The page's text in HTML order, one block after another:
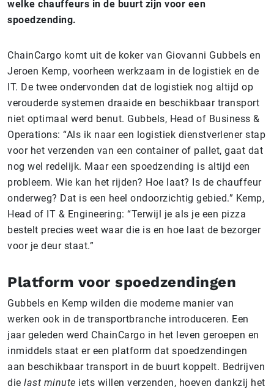
welke chauffeurs in de buurt zijn voor een
spoedzending.
ChainCargo komt uit de koker van Giovanni Gubbels en
Jeroen Kemp, voorheen werkzaam in de logistiek en de
IT. De twee ondervonden dat de logistiek nog altijd op
verouderde systemen draaide en beschikbaar transport
niet optimaal werd benut. Gubbels, Head of Business &
Operations: “Als ik naar een logistiek dienstverlener stap
voor het verzenden van een container of pallet, gaat dat
nog wel redelijk. Maar een spoedzending is altijd een
probleem. Wie kan het rijden? Hoe laat? Is de chauffeur
onderweg? Dat is een heel ondoorzichtig gebied.” Kemp,
Head of IT & Engineering: “Terwijl je als je een pizza
bestelt precies weet waar die is en hoe laat de bezorger
voor je deur staat.”
Platform voor spoedzendingen
Gubbels en Kemp wilden die moderne manier van
werken ook in de transportbranche introduceren. Een
jaar geleden werd ChainCargo in het leven geroepen en
inmiddels staat er een platform dat spoedzendingen
aan beschikbaar transport in de buurt koppelt. Bedrijven
die last minute iets willen verzenden, hoeven dankzij het